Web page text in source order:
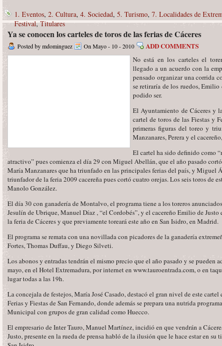
1. Eventos, 2. Cultura, 4. Sociedad, 5. Turismo, 7. Localidades de
Festival,Titulares
Ya se conocen los carteles de toros de las ferias de Cáceres
Posted by mdominguez On Mayo - 10 - 2010 ADD COMMENTS
No está en los carteles el
llegado a un acuerdo con la
pensado organizar una corrida
se retiraría de los ruedos,
podido ser.
El Ayuntamiento de Cáceres y
cartel de toros de las Fiestas y
primeras figuras del toreo y
Manzanares, Perera y el
El cartel ha sido definido como
atractivo” pues comienza el día 29 con Miguel Abellán, que el año pasado cortó
María Manzanares que ha triunfado en las principales ferias del país, y Miguel
triunfador de la feria 2009 cacereña pues cortó cuatro orejas. Los seis toros de
Manolo González.
El día 30 con ganadería de Montalvo, el programa tiene a los toreros
Jesulín de Ubrique, Manuel Díaz , “el Cordobés”, y el cacereño Emilio de Justo
la feria de Cáceres y que previamente toreará este año en San Isidro, en Madrid.
El programa se remata con una novillada con picadores de la ganadería
Fortes, Thomas Duffau, y Diego Silveti.
Los abonos y entradas tendrán el mismo precio que el año pasado y se pueden
mayo, en el Hotel Extremadura, por internet en www.tauroentrada.com, o en
lugar todas a las 19h.
La concejala de festejos, María José Casado, destacó el gran nivel de este
Ferias y Fiestas de San Fernando, donde además se prepara una nutrida
Municipal con grupos de gran calidad como Huecco.
El empresario de Inter Tauro, Manuel Martínez, incidió en que vendrán a
Justo, presente en la rueda de prensa habló de la ilusión que le hace estar en su